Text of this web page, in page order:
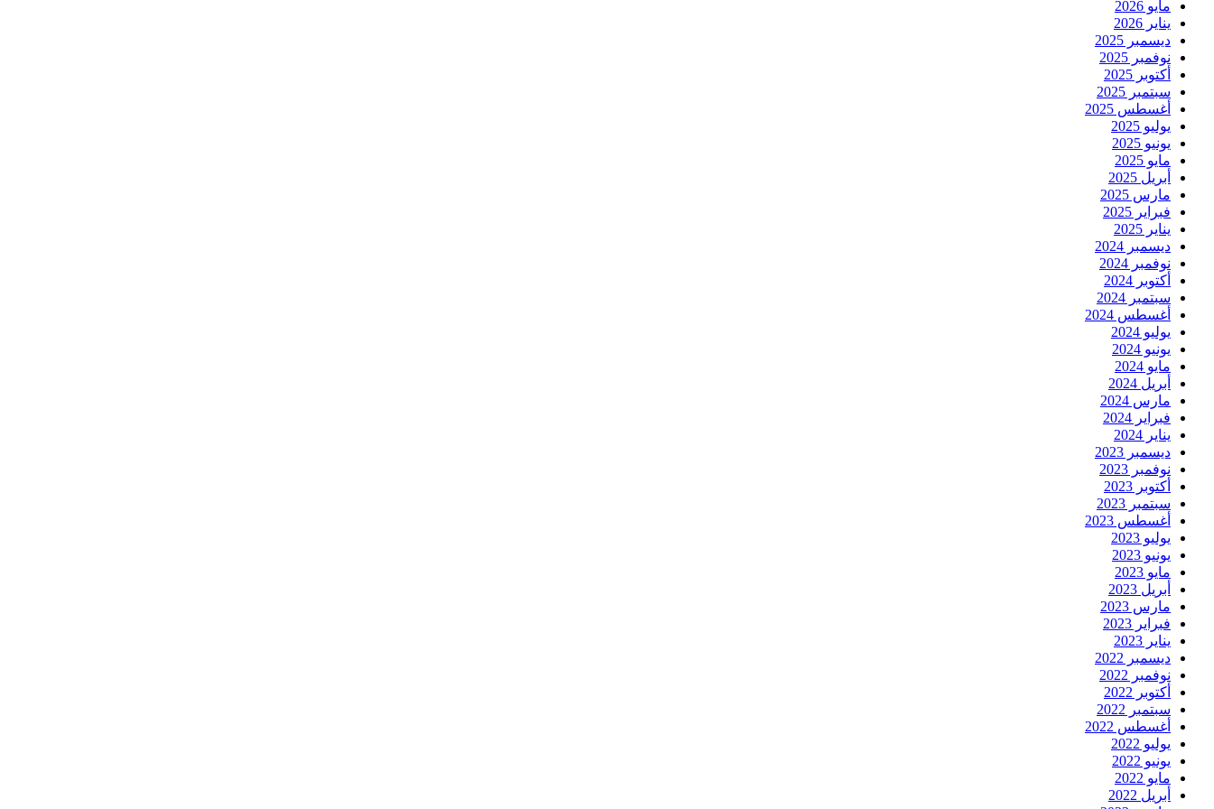
مايو 2026
يناير 2026
ديسمبر 2025
نوفمبر 2025
أكتوبر 2025
سبتمبر 2025
أغسطس 2025
يوليو 2025
يونيو 2025
مايو 2025
أبريل 2025
مارس 2025
فبراير 2025
يناير 2025
ديسمبر 2024
نوفمبر 2024
أكتوبر 2024
سبتمبر 2024
أغسطس 2024
يوليو 2024
يونيو 2024
مايو 2024
أبريل 2024
مارس 2024
فبراير 2024
يناير 2024
ديسمبر 2023
نوفمبر 2023
أكتوبر 2023
سبتمبر 2023
أغسطس 2023
يوليو 2023
يونيو 2023
مايو 2023
أبريل 2023
مارس 2023
فبراير 2023
يناير 2023
ديسمبر 2022
نوفمبر 2022
أكتوبر 2022
سبتمبر 2022
أغسطس 2022
يوليو 2022
يونيو 2022
مايو 2022
أبريل 2022